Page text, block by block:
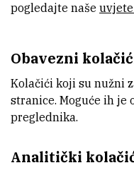
pogledajte naše
Obavezni
Kolačići koji su nužni
stranice. Moguće ih je
preglednika.
Analitički